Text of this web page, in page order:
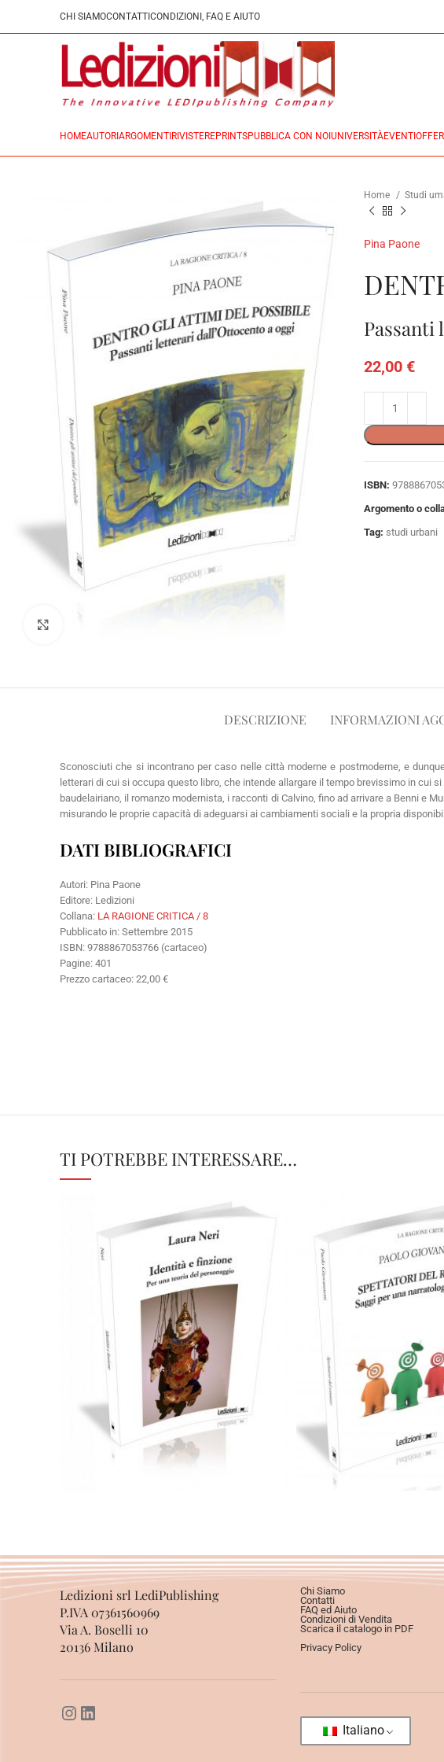
CHI SIAMOCONTATTI CONDIZIONI, FAQ E AIUTO
HOMEAUTORI ARGOMENTI RIVISTEREPRINTSPUBBLICA CON NOI UNIVERSITÀEVENTI
Home Studi
Pina Paone
22,00 €
ISBN:
Argomento o
Tag: studi urbani
DESCRIZIONE INFORMAZIONI
Sconosciuti che si incontrano per caso nelle città moderne e postmoderne, e
letterari di cui si occupa questo libro, che intende allargare il tempo brevissimo in cui
baudelairiano, il romanzo modernista, i racconti di Calvino, fino ad arrivare a Benni e
misurando le proprie capacità di adeguarsi ai cambiamenti sociali e la propria
DATI BIBLIOGRAFICI
Autori: Pina Paone
Editore: Ledizioni
Collana: LA RAGIONE CRITICA / 8
Pubblicato in: Settembre 2015
ISBN: 9788867053766 (cartaceo)
Pagine: 401
Prezzo cartaceo: 22,00 €
TI POTREBBE INTERESSARE…
18,00€
Aggiungi al carrello
eBook
6,99 € 22,00€
Scegli
Ledizioni srl LediPublishing
P.IVA 07361560969
Via A. Boselli 10
20136 Milano
Chi Siamo
Contatti
FAQ ed Aiuto
Condizioni di Vendita
Scarica il catalogo in PDF
Privacy Policy
Italiano